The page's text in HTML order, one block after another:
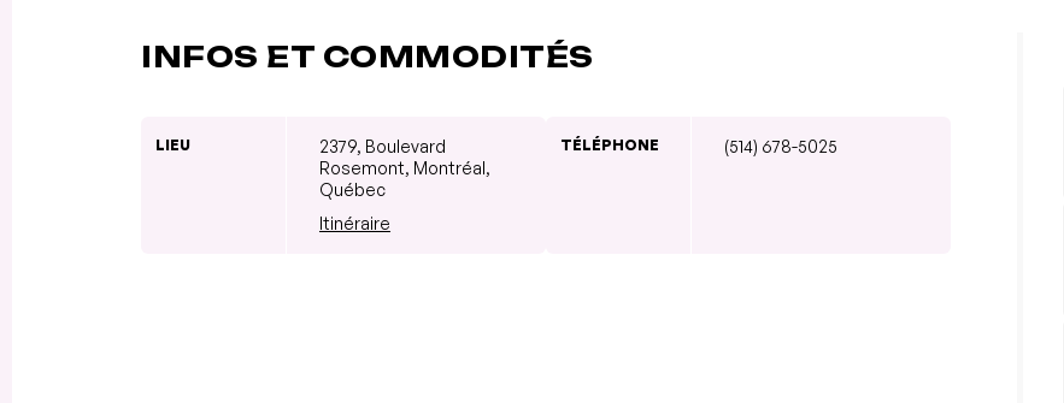
INFOS ET COMMODITÉS
LIEU
2379, Boulevard
Rosemont, Montréal,
Québec
Itinéraire
TÉLÉPHONE (514) 678-5025